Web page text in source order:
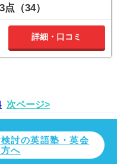
点（34）
詳細・口コミ
次ページ>
討の英語塾・英会
へ